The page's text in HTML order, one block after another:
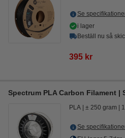
Se
i lager
Beställ nu så
395 kr
Spectrum PLA Carbon Filament |
PLA ± 250 gram
Se